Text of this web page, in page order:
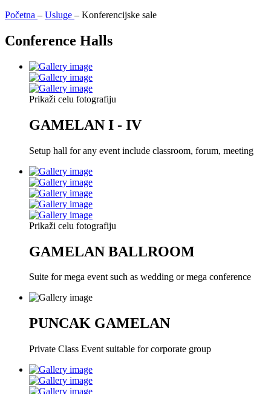
Početna – Usluge – Konferencijske sale
Conference Halls
Prikaži celu fotografiju
GAMELAN I - IV
Setup hall for any event include classroom, forum, meeting
Prikaži celu fotografiju
GAMELAN BALLROOM
Suite for mega event such as wedding or mega conference
PUNCAK GAMELAN
Private Class Event suitable for corporate group